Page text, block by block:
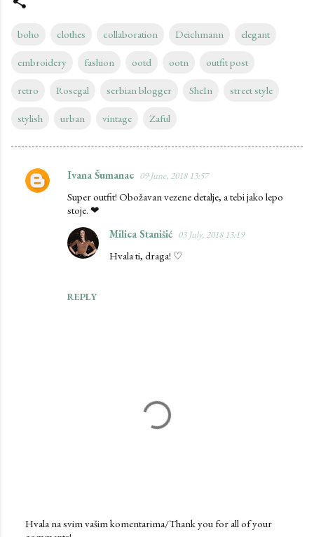
boho clothes collaboration Deichmann elegant
embroidery fashion ootd ootn outfit post
retro Rosegal serbian blogger SheIn street style
stylish urban vintage Zaful
C
Ivana Šumanac 09 June, 2018 13:57
Super outfit! Obožavan vezene detalje, a tebi jako lepo
stoje. ❤
REPLY
Milica Stanišić 03 July, 2018 13:19
Hvala ti, draga! ♡
Hvala na svim vašim komentarima/Thank you for all of your